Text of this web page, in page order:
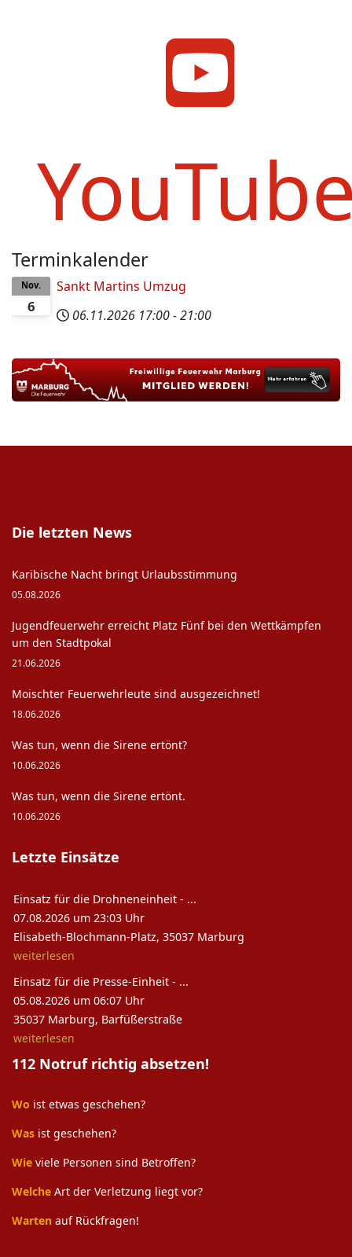
Terminkalender
6
Nov.
Sankt Martins Umzug
06.11.2026 17:00-21:00
Die letzten News
Karibische Nacht bringt Urlaubsstimmung
05.08.2026
Jugendfeuerwehr erreicht Platz Fünf bei den Wettkämpfen
um den Stadtpokal
21.06.2026
Moischter Feuerwehrleute sind ausgezeichnet!
18.06.2026
Was tun, wenn die Sirene ertönt?
10.06.2026
Was tun, wenn die Sirene ertönt.
10.06.2026
Letzte Einsätze
Einsatz für die Drohneneinheit - ...
07.08.2026 um 23:03 Uhr
Elisabeth-Blochmann-Platz, 35037 Marburg
weiterlesen
Einsatz für die Presse-Einheit - ...
05.08.2026 um 06:07 Uhr
35037 Marburg, Barfüßerstraße
weiterlesen
112 Notruf richtig absetzen!
Wo ist etwas geschehen?
Was ist geschehen?
Wie viele Personen sind Betroffen?
Welche Art der Verletzung liegt vor?
Warten auf Rückfragen!